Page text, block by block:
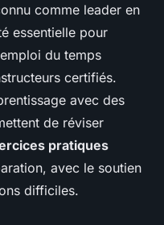
comme leader en
essentielle pour
du temps
certifiés.
avec des
de réviser
pratiques
avec le soutien
difficiles.